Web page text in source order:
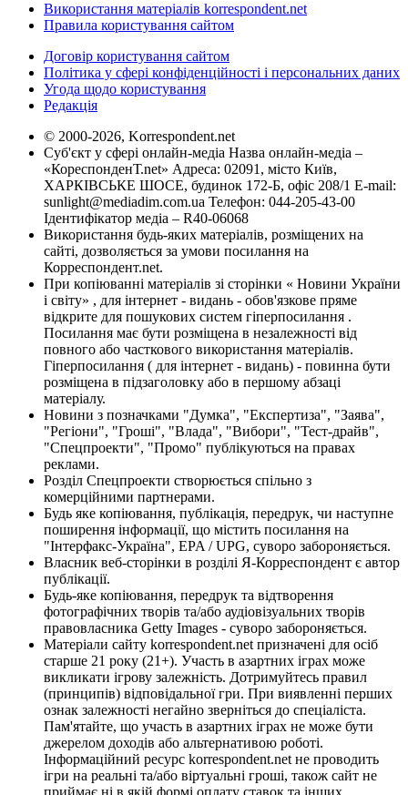
Використання матеріалів korrespondent.net
Правила користування сайтом
Договір користування сайтом
Політика у сфері конфіденційності і персональних даних
Угода щодо користування
Редакція
© 2000-2026, Korrespondent.net
Суб'єкт у сфері онлайн-медіа Назва онлайн-медіа –
«КореспонденТ.net» Адреса: 02091, місто Київ,
ХАРКІВСЬКЕ ШОСЕ, будинок 172-Б, офіс 208/1 E-mail:
sunlight@mediadim.com.ua Телефон: 044-205-43-00
Ідентифікатор медіа – R40-06068
Використання будь-яких матеріалів, розміщених на
сайті, дозволяється за умови посилання на
Корреспондент.net.
При копіюванні матеріалів зі сторінки « Новини України
і світу» , для інтернет - видань - обов'язкове пряме
відкрите для пошукових систем гіперпосилання .
Посилання має бути розміщена в незалежності від
повного або часткового використання матеріалів.
Гіперпосилання ( для інтернет - видань) - повинна бути
розміщена в підзаголовку або в першому абзаці
матеріалу.
Новини з позначками "Думка", "Експертиза", "Заява",
"Регіони", "Гроші", "Влада", "Вибори", "Тест-драйв",
"Спецпроекти", "Промо" публікуються на правах
реклами.
Розділ Спецпроекти створюється спільно з
комерційними партнерами.
Будь яке копіювання, публікація, передрук, чи наступне
поширення інформації, що містить посилання на
"Інтерфакс-Україна", EPA / UPG, суворо забороняється.
Власник веб-сторінки в розділі Я-Корреспондент є автор
публікації.
Будь-яке копіювання, передрук та відтворення
фотографічних творів та/або аудіовізуальних творів
правовласника Getty Images - суворо забороняється.
Матеріали сайту korrespondent.net призначені для осіб
старше 21 року (21+). Участь в азартних іграх може
викликати ігрову залежність. Дотримуйтесь правил
(принципів) відповідальної гри. При виявленні перших
ознак залежності негайно зверніться до спеціаліста.
Пам'ятайте, що участь в азартних іграх не може бути
джерелом доходів або альтернативою роботі.
Інформаційний ресурс korrespondent.net не проводить
ігри на реальні та/або віртуальні гроші, також сайт не